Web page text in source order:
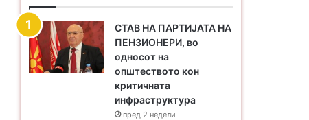
СТАВ НА ПАРТИЈАТА НА
ПЕНЗИОНЕРИ, во
односот на
општеството кон
критичната
инфраструктура
пред 2 недели